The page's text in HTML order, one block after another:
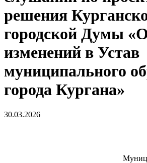
решения
городской Думы
изменений в Устав
муниципального
города Кургана»
30.03.2026